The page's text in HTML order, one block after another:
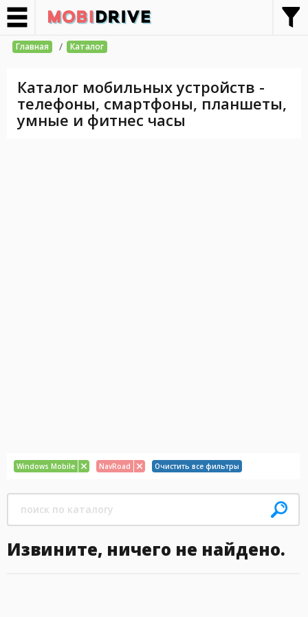
Главная / Каталог
Каталог мобильных устройств -
телефоны, смартфоны, планшеты,
умные и фитнес часы
Windows Mobile NavRoad Очистить все фильтры
Извините, ничего не найдено.